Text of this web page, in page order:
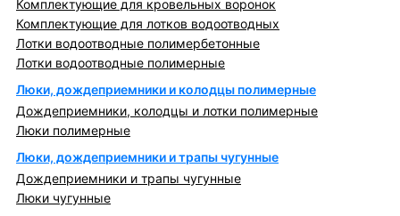
Комплектующие для кровельных воронок
Комплектующие для лотков водоотводных
Лотки водоотводные полимербетонные
Лотки водоотводные полимерные
Люки, дождеприемники и колодцы полимерные
Дождеприемники, колодцы и лотки полимерные
Люки полимерные
Люки, дождеприемники и трапы чугунные
Дождеприемники и трапы чугунные
Люки чугунные